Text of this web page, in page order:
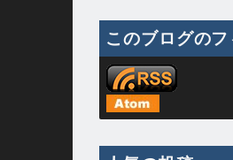
このブログのフ